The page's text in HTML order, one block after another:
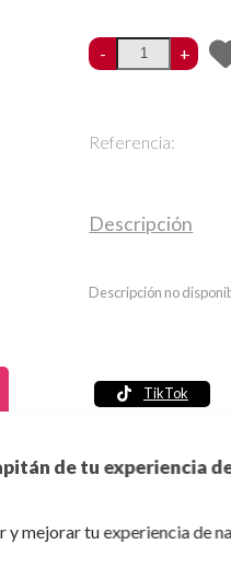
de tu experiencia
mejorar tu experiencia de
- +
Referencia:
Descripción
Descripción no
TikTok
Política de seguridad